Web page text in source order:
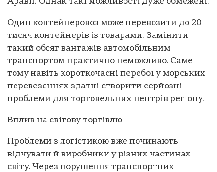
Один контейнеровоз може перевозити до 20
тисяч контейнерів із товарами. Замінити
такий обсяг вантажів автомобільним
транспортом практично неможливо. Саме
тому навіть короткочасні перебої у морських
перевезеннях здатні створити серйозні
проблеми для торговельних центрів регіону.
Вплив на світову торгівлю
Проблеми з логістикою вже починають
відчувати й виробники у різних частинах
світу. Через порушення транспортних